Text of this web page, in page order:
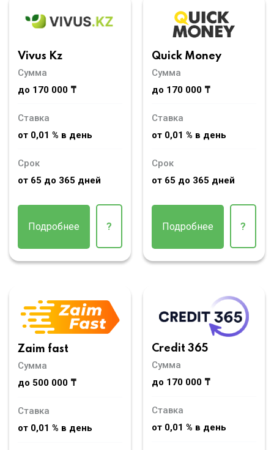
Vivus Kz
Сумма
до 170 000 ₸
Ставка
от 0,01 % в день
Срок
от 65 до 365 дней
Подробнее ?
Quick Money
Сумма
до 170 000 ₸
Ставка
от 0,01 % в день
Срок
от 65 до 365 дней
Подробнее ?
Zaim fast
Сумма
до 500 000 ₸
Ставка
от 0,01 % в день
Credit 365
Сумма
до 170 000 ₸
Ставка
от 0,01 % в день